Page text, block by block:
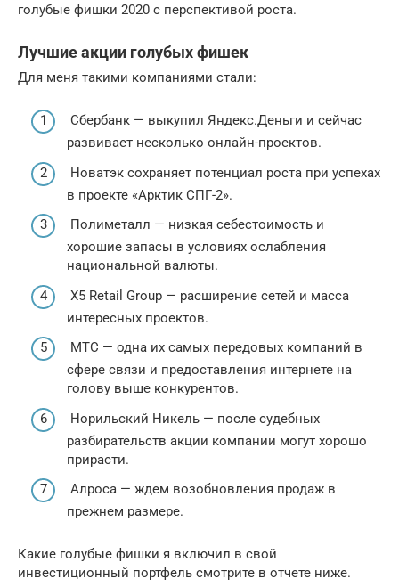
голубые фишки 2020 с перспективой роста.
Лучшие акции голубых фишек
Для меня такими компаниями стали:
Сбербанк — выкупил Яндекс.Деньги и сейчас
развивает несколько онлайн-проектов.
Новатэк сохраняет потенциал роста при успехах
в проекте «Арктик СПГ-2».
Полиметалл — низкая себестоимость и
хорошие запасы в условиях ослабления
национальной валюты.
X5 Retail Group — расширение сетей и масса
интересных проектов.
МТС — одна их самых передовых компаний в
сфере связи и предоставления интернете на
голову выше конкурентов.
Норильский Никель — после судебных
разбирательств акции компании могут хорошо
прирасти.
Алроса — ждем возобновления продаж в
прежнем размере.
Какие голубые фишки я включил в свой
инвестиционный портфель смотрите в отчете ниже.